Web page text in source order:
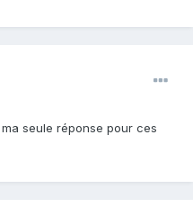
seule réponse pour ces